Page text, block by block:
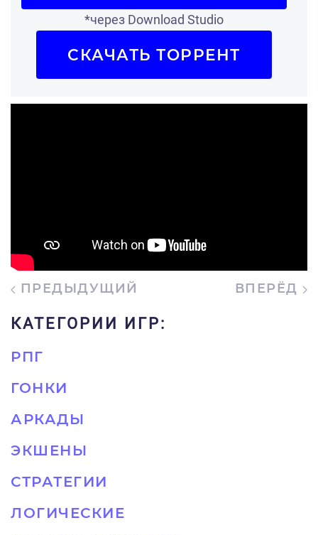
*через Download Studio
СКАЧАТЬ ТОРРЕНТ
ПРЕДЫДУЩИЙ ВПЕРЁД
КАТЕГОРИИ ИГР:
РПГ
ГОНКИ
АРКАДЫ
ЭКШЕНЫ
СТРАТЕГИИ
ЛОГИЧЕСКИЕ